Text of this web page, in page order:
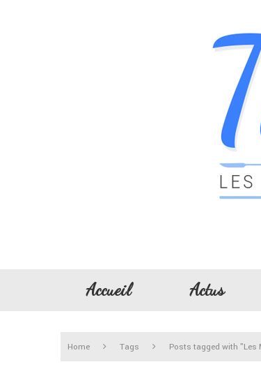
Accueil Actus
Home Tags Posts tagged with "Les